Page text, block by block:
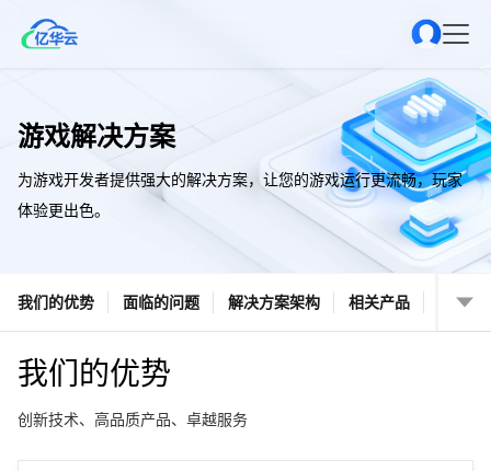
游戏解决方案
为游戏开发者提供强大的解决方案，让您的游戏运行更流畅，玩家
体验更出色。
我们的优势 面临的问题 解决方案架构 相关产品
我们的优势
创新技术、高品质产品、卓越服务